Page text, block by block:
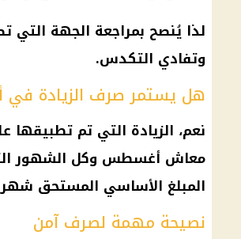
لذا يُنصح بمراجعة الجهة
وتفادي التكدس.
هل يستمر صرف الزيادة
نعم، الزيادة التي تم تطبيقها
معاش أغسطس وكل الشهور
المبلغ الأساسي المستحق
نصيحة مهمة لصرف آمن